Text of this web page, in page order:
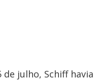
de julho, Schiff